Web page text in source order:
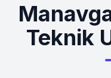
Teknik